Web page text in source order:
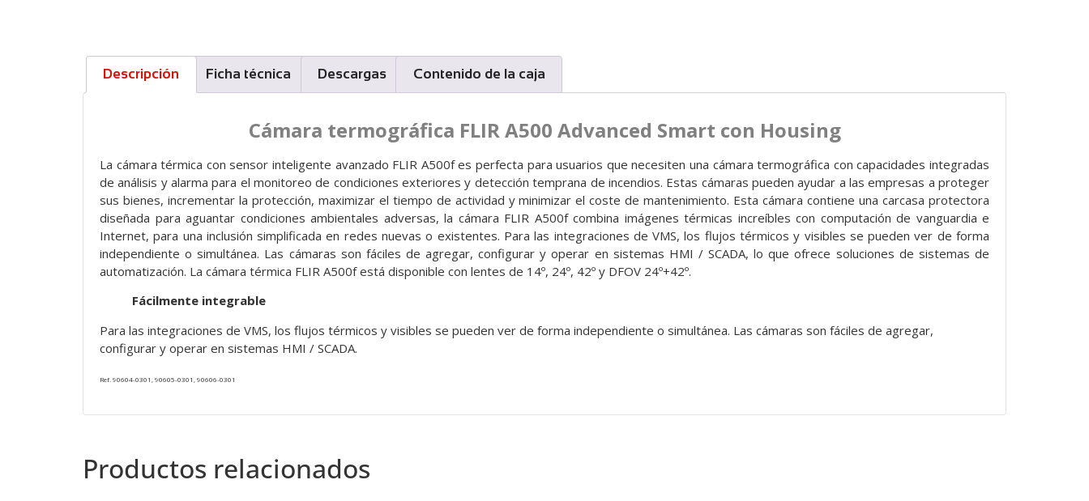
Descripción Ficha técnica Descargas Contenido de la caja
Cámara termográfica FLIR A500 Advanced Smart con Housing
La cámara térmica con sensor inteligente avanzado FLIR A500f es perfecta para usuarios que necesiten una cámara termográfica con capacidades integradas
de análisis y alarma para el monitoreo de condiciones exteriores y detección temprana de incendios. Estas cámaras pueden ayudar a las empresas a proteger
sus bienes, incrementar la protección, maximizar el tiempo de actividad y minimizar el coste de mantenimiento. Esta cámara contiene una carcasa protectora
diseñada para aguantar condiciones ambientales adversas, la cámara FLIR A500f combina imágenes térmicas increíbles con computación de vanguardia e
Internet, para una inclusión simplificada en redes nuevas o existentes. Para las integraciones de VMS, los flujos térmicos y visibles se pueden ver de forma
independiente o simultánea. Las cámaras son fáciles de agregar, configurar y operar en sistemas HMI / SCADA, lo que ofrece soluciones de sistemas de
automatización. La cámara térmica FLIR A500f está disponible con lentes de 14º, 24º, 42º y DFOV 24º+42º.
Fácilmente integrable
Para las integraciones de VMS, los flujos térmicos y visibles se pueden ver de forma independiente o simultánea. Las cámaras son fáciles de agregar,
configurar y operar en sistemas HMI / SCADA.
Ref. 90604-0301, 90605-0301, 90606-0301
Productos relacionados